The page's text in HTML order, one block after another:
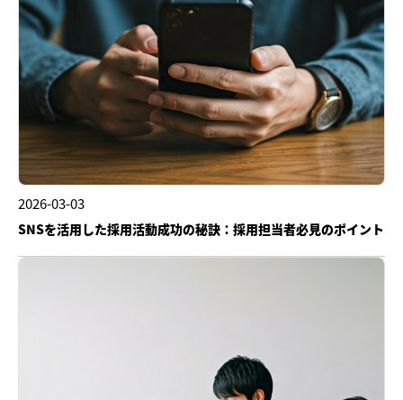
2026-03-03
SNSを活用した採用活動成功の秘訣：採用担当者必見のポイント